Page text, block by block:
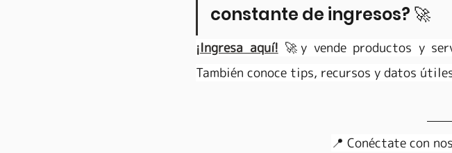
constante de ingresos? 🚀
¡Ingresa aquí! 🚀y vende productos y
También conoce tips, recursos y datos
📍 Conéctate con